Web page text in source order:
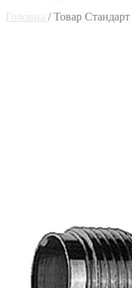
Головна / Товар Стандарт